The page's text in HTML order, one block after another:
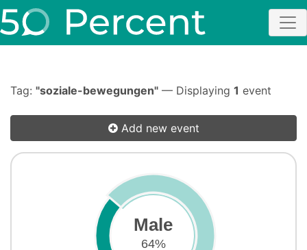
Tag: "soziale-bewegungen" — Displaying 1 event
Add new event
Male
64%